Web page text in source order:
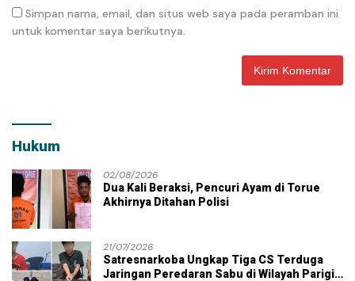
Simpan nama, email, dan situs web saya pada peramban ini
untuk komentar saya berikutnya.
Hukum
02/08/2026
Dua Kali Beraksi, Pencuri Ayam di Torue
Akhirnya Ditahan Polisi
21/07/2026
Satresnarkoba Ungkap Tiga CS Terduga
Jaringan Peredaran Sabu di Wilayah Parigi